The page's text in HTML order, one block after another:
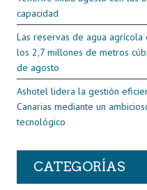
capacidad
Las reservas de agua agrícola
los 2,7 millones de metros
de agosto
Ashotel lidera la gestión
Canarias mediante un
tecnológico
CATEGORÍAS